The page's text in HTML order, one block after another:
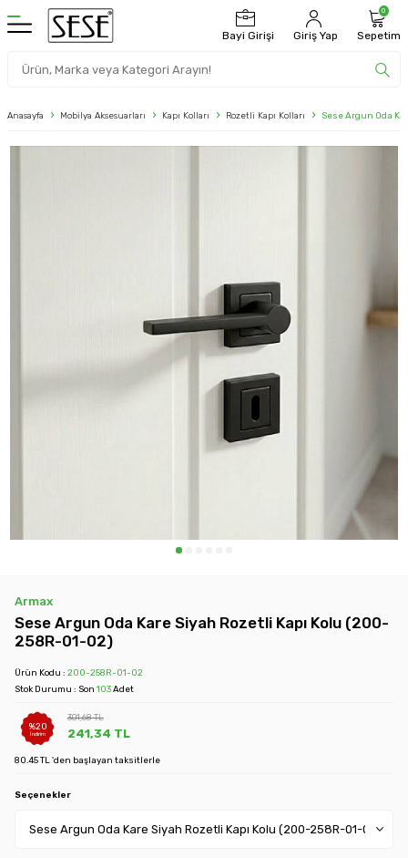
Bayi Girişi Giriş Yap
0
Sepetim
Anasayfa Mobilya Aksesuarları Kapı Kolları Rozetli Kapı Kolları Sese Argun Oda
Armax
Sese Argun Oda Kare Siyah Rozetli Kapı Kolu (200-
258R-01-02)
Ürün Kodu : 200-258R-01-02
Stok Durumu : Son 103Adet
%20
İndirim
301,68TL
241,34 TL
80.45 TL 'den başlayan taksitlerle
Seçenekler